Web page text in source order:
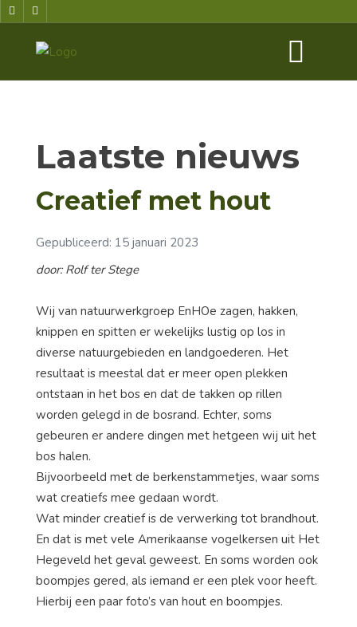
Laatste nieuws
Creatief met hout
Gepubliceerd: 15 januari 2023
door: Rolf ter Stege
Wij van natuurwerkgroep EnHOe zagen, hakken,
knippen en spitten er wekelijks lustig op los in
diverse natuurgebieden en landgoederen. Het
resultaat is meestal dat er meer open plekken
ontstaan in het bos en dat de takken op rillen
worden gelegd in de bosrand. Echter, soms
gebeuren er andere dingen met hetgeen wij uit het
bos halen.
Bijvoorbeeld met de berkenstammetjes, waar soms
wat creatiefs mee gedaan wordt.
Wat minder creatief is de verwerking tot brandhout.
En dat is met vele Amerikaanse vogelkersen uit Het
Hegeveld het geval geweest. En soms worden ook
boompjes gered, als iemand er een plek voor heeft.
Hierbij een paar foto’s van hout en boompjes.